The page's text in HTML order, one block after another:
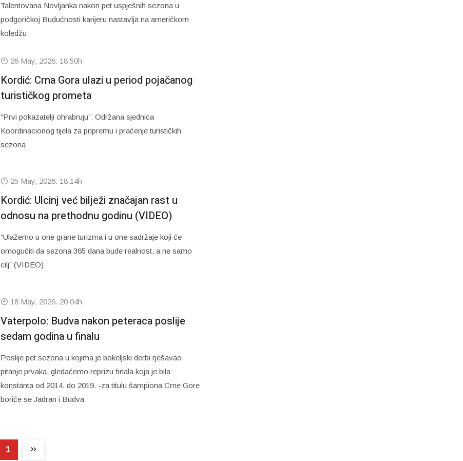
Talentovana Novljanka nakon pet uspješnih sezona u
podgoričkoj Budućnosti karijeru nastavlja na američkom
koledžu
26 May, 2026. 18:50h
Kordić: Crna Gora ulazi u period pojačanog
turističkog prometa
“Prvi pokazatelji ohrabruju”: Održana sjednica
Koordinacionog tijela za pripremu i praćenje turističkih
sezona
25 May, 2026. 18:14h
Kordić: Ulcinj već bilježi značajan rast u
odnosu na prethodnu godinu (VIDEO)
“Ulažemo u one grane turizma i u one sadržaje koji će
omogućiti da sezona 365 dana bude realnost, a ne samo
cilj” (VIDEO)
18 May, 2026. 20:04h
Vaterpolo: Budva nakon peteraca poslije
sedam godina u finalu
Poslije pet sezona u kojima je bokeljski derbi rješavao
pitanje prvaka, gledaćemo reprizu finala koja je bila
konstanta od 2014. do 2019. -za titulu šampiona Crne Gore
boriće se Jadran i Budva
1